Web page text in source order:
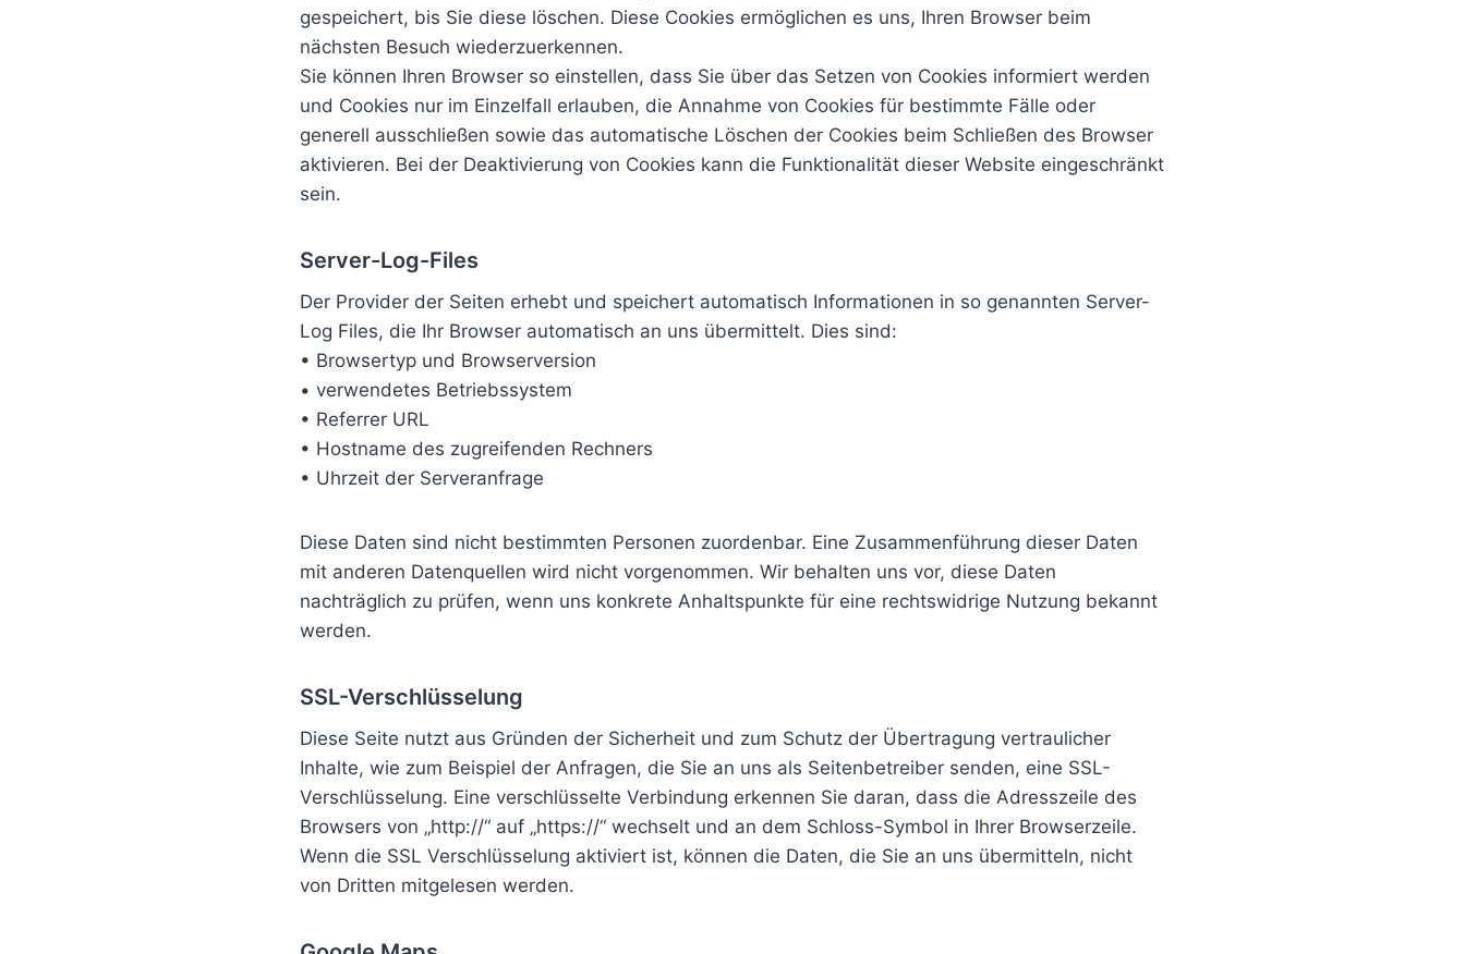
gespeichert, bis Sie diese löschen. Diese Cookies ermöglichen es uns, Ihren Browser beim
nächsten Besuch wiederzuerkennen.
Sie können Ihren Browser so einstellen, dass Sie über das Setzen von Cookies informiert werden
und Cookies nur im Einzelfall erlauben, die Annahme von Cookies für bestimmte Fälle oder
generell ausschließen sowie das automatische Löschen der Cookies beim Schließen des Browser
aktivieren. Bei der Deaktivierung von Cookies kann die Funktionalität dieser Website eingeschränkt
sein.
Server-Log-Files
Der Provider der Seiten erhebt und speichert automatisch Informationen in so genannten Server-
Log Files, die Ihr Browser automatisch an uns übermittelt. Dies sind:
• Browsertyp und Browserversion
• verwendetes Betriebssystem
• Referrer URL
• Hostname des zugreifenden Rechners
• Uhrzeit der Serveranfrage
Diese Daten sind nicht bestimmten Personen zuordenbar. Eine Zusammenführung dieser Daten
mit anderen Datenquellen wird nicht vorgenommen. Wir behalten uns vor, diese Daten
nachträglich zu prüfen, wenn uns konkrete Anhaltspunkte für eine rechtswidrige Nutzung bekannt
werden.
SSL-Verschlüsselung
Diese Seite nutzt aus Gründen der Sicherheit und zum Schutz der Übertragung vertraulicher
Inhalte, wie zum Beispiel der Anfragen, die Sie an uns als Seitenbetreiber senden, eine SSL-
Verschlüsselung. Eine verschlüsselte Verbindung erkennen Sie daran, dass die Adresszeile des
Browsers von „http://“ auf „https://“ wechselt und an dem Schloss-Symbol in Ihrer Browserzeile.
Wenn die SSL Verschlüsselung aktiviert ist, können die Daten, die Sie an uns übermitteln, nicht
von Dritten mitgelesen werden.